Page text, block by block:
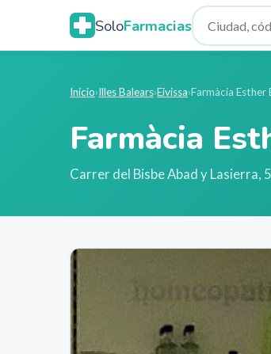
SoloFarmacias
Inicio›Illes Balears›Eivissa›Farmàcia Esther
Farmàcia
Carrer del Bisbe Abad y Lasierra,